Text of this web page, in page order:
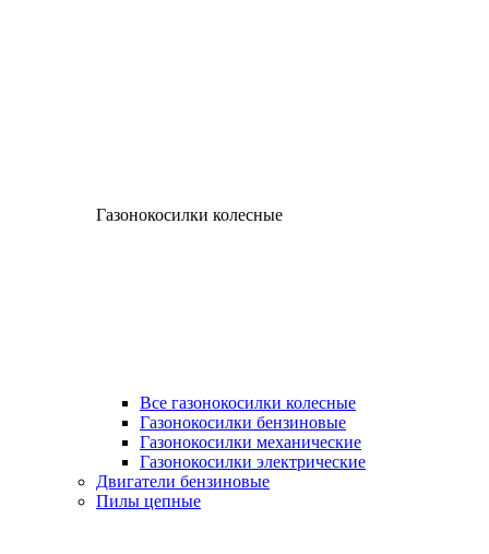
Газонокосилки колесные
Все газонокосилки колесные
Газонокосилки бензиновые
Газонокосилки механические
Газонокосилки электрические
Двигатели бензиновые
Пилы цепные